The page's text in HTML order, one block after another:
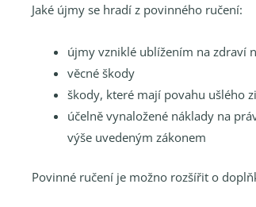
Jaké újmy se hradí z povinného ručení:
újmy vzniklé ublížením na zdraví
věcné škody
škody, které mají povahu ušlého
účelně vynaložené náklady na
výše uvedeným zákonem
Povinné ručení je možno rozšířit o